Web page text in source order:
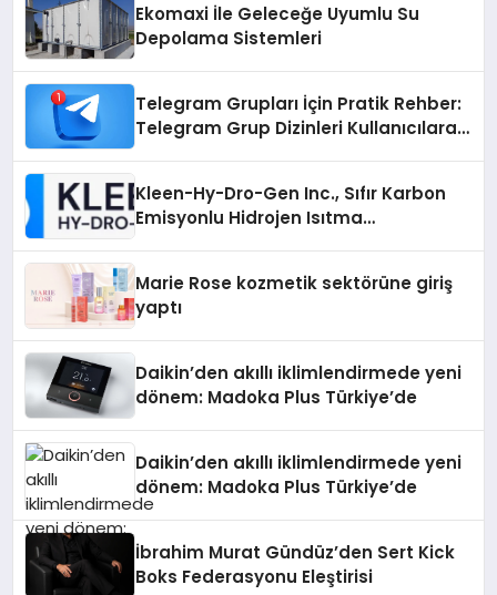
Ekomaxi İle Geleceğe Uyumlu Su
Depolama Sistemleri
Telegram Grupları İçin Pratik Rehber:
Telegram Grup Dizinleri Kullanıcılara
Kleen-Hy-Dro-Gen Inc., Sıfır Karbon
Emisyonlu Hidrojen Isıtma
Marie Rose kozmetik sektörüne giriş
yaptı
Daikin’den akıllı iklimlendirmede yeni
dönem: Madoka Plus Türkiye’de
Daikin’den akıllı iklimlendirmede yeni
dönem: Madoka Plus Türkiye’de
İbrahim Murat Gündüz’den Sert Kick
Boks Federasyonu Eleştirisi